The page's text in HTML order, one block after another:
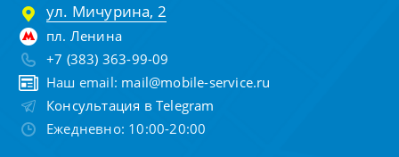
ул. Мичурина, 2
пл. Ленина
+7 (383) 363-99-09
Наш email: mail@mobile-service.ru
Консультация в Telegram
Ежедневно: 10:00-20:00